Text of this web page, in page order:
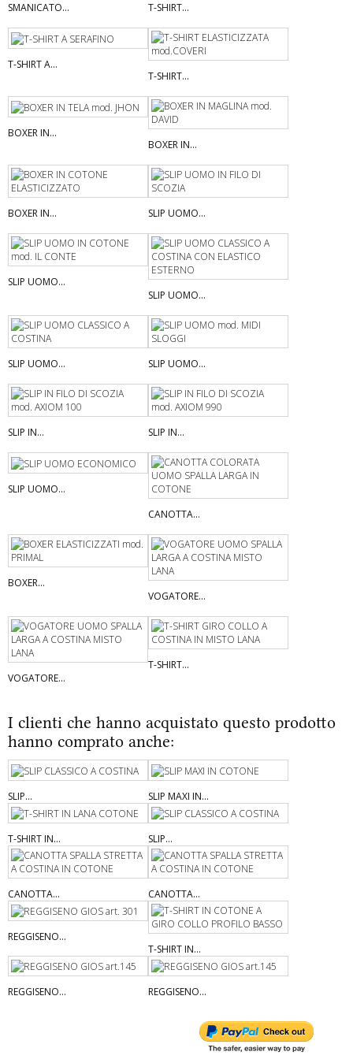
SMANICATO... T-SHIRT...
T-SHIRT A...
T-SHIRT...
BOXER IN...
BOXER IN...
BOXER IN... SLIP UOMO...
SLIP UOMO...
SLIP UOMO...
SLIP UOMO... SLIP UOMO...
SLIP IN... SLIP IN...
SLIP UOMO...
CANOTTA...
BOXER...
VOGATORE...
VOGATORE...
T-SHIRT...
I clienti che hanno acquistato questo prodotto
hanno comprato anche:
SLIP... SLIP MAXI IN...
T-SHIRT IN... SLIP...
CANOTTA... CANOTTA...
REGGISENO...
T-SHIRT IN...
REGGISENO... REGGISENO...